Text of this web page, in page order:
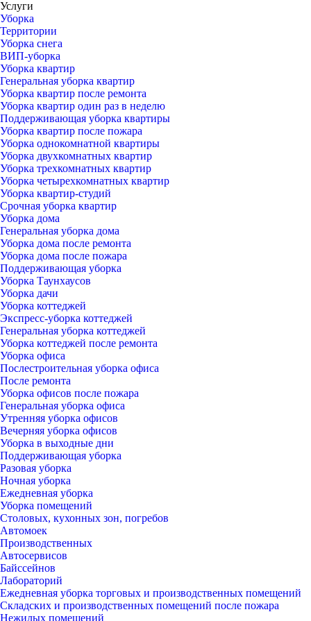
Услуги
Уборка
Территории
Уборка снега
ВИП-уборка
Уборка квартир
Генеральная уборка квартир
Уборка квартир после ремонта
Уборка квартир один раз в неделю
Поддерживающая уборка квартиры
Уборка квартир после пожара
Уборка однокомнатной квартиры
Уборка двухкомнатных квартир
Уборка трехкомнатных квартир
Уборка четырехкомнатных квартир
Уборка квартир-студий
Срочная уборка квартир
Уборка дома
Генеральная уборка дома
Уборка дома после ремонта
Уборка дома после пожара
Поддерживающая уборка
Уборка Таунхаусов
Уборка дачи
Уборка коттеджей
Экспресс-уборка коттеджей
Генеральная уборка коттеджей
Уборка коттеджей после ремонта
Уборка офиса
Послестроительная уборка офиса
После ремонта
Уборка офисов после пожара
Генеральная уборка офиса
Утренняя уборка офисов
Вечерняя уборка офисов
Уборка в выходные дни
Поддерживающая уборка
Разовая уборка
Ночная уборка
Ежедневная уборка
Уборка помещений
Столовых, кухонных зон, погребов
Автомоек
Производственных
Автосервисов
Байссейнов
Лабораторий
Ежедневная уборка торговых и производственных помещений
Складских и производственных помещений после пожара
Нежилых помещений